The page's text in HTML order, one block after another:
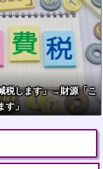
税します」→財源「こ
す」